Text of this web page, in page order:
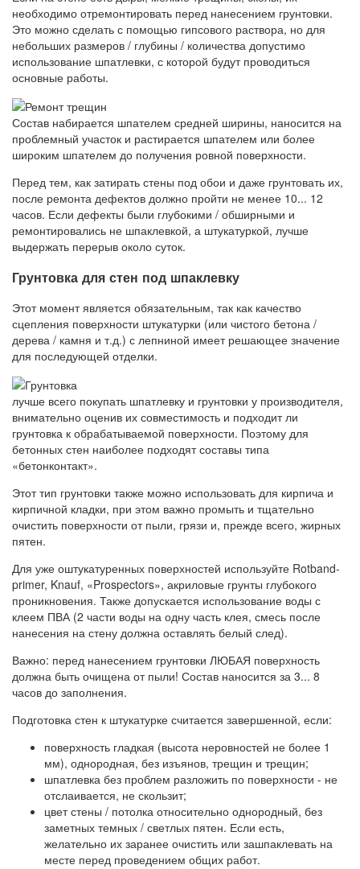
необходимо отремонтировать перед нанесением грунтовки.
Это можно сделать с помощью гипсового раствора, но для
небольших размеров / глубины / количества допустимо
использование шпатлевки, с которой будут проводиться
основные работы.
Состав набирается шпателем средней ширины, наносится на
проблемный участок и растирается шпателем или более
широким шпателем до получения ровной поверхности.
Перед тем, как затирать стены под обои и даже грунтовать их,
после ремонта дефектов должно пройти не менее 10... 12
часов. Если дефекты были глубокими / обширными и
ремонтировались не шпаклевкой, а штукатуркой, лучше
выдержать перерыв около суток.
Грунтовка для стен под шпаклевку
Этот момент является обязательным, так как качество
сцепления поверхности штукатурки (или чистого бетона /
дерева / камня и т.д.) с лепниной имеет решающее значение
для последующей отделки.
лучше всего покупать шпатлевку и грунтовки у производителя,
внимательно оценив их совместимость и подходит ли
грунтовка к обрабатываемой поверхности. Поэтому для
бетонных стен наиболее подходят составы типа
«бетонконтакт».
Этот тип грунтовки также можно использовать для кирпича и
кирпичной кладки, при этом важно промыть и тщательно
очистить поверхности от пыли, грязи и, прежде всего, жирных
пятен.
Для уже оштукатуренных поверхностей используйте Rotband-
primer, Knauf, «Prospectors», акриловые грунты глубокого
проникновения. Также допускается использование воды с
клеем ПВА (2 части воды на одну часть клея, смесь после
нанесения на стену должна оставлять белый след).
Важно: перед нанесением грунтовки ЛЮБАЯ поверхность
должна быть очищена от пыли! Состав наносится за 3... 8
часов до заполнения.
Подготовка стен к штукатурке считается завершенной, если:
поверхность гладкая (высота неровностей не более 1
мм), однородная, без изъянов, трещин и трещин;
шпатлевка без проблем разложить по поверхности - не
отслаивается, не скользит;
цвет стены / потолка относительно однородный, без
заметных темных / светлых пятен. Если есть,
желательно их заранее очистить или зашпаклевать на
месте перед проведением общих работ.